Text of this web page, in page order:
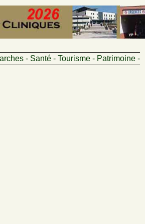
- Santé - Tourisme - Patrimoine -